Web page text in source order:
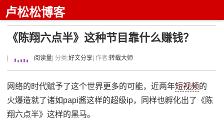
卢松松博客
《陈翔六点半》这种节目靠什么赚钱？
阅读量 | 分类:好文分享 | 作者:转载大师
网络的时代赋予了这个世界更多的可能，近两年短视频的
火爆造就了诸如papi酱这样的超级ip，同样也孵化出了《陈
翔六点半》这样的黑马。